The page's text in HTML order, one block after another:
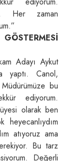
Her zaman
Adayı Aykut
yaptı. Canol,
bu
ediyorum.
olarak ben
atıyoruz ama
Bu tarz
Değerli